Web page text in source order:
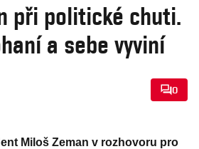
při politické chuti.
a sebe vyviní
0
Miloš Zeman v rozhovoru pro